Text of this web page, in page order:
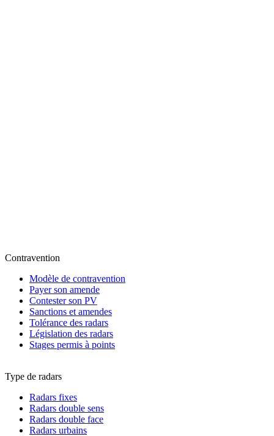
Contravention
Modèle de contravention
Payer son amende
Contester son PV
Sanctions et amendes
Tolérance des radars
Législation des radars
Stages permis à points
Type de radars
Radars fixes
Radars double sens
Radars double face
Radars urbains